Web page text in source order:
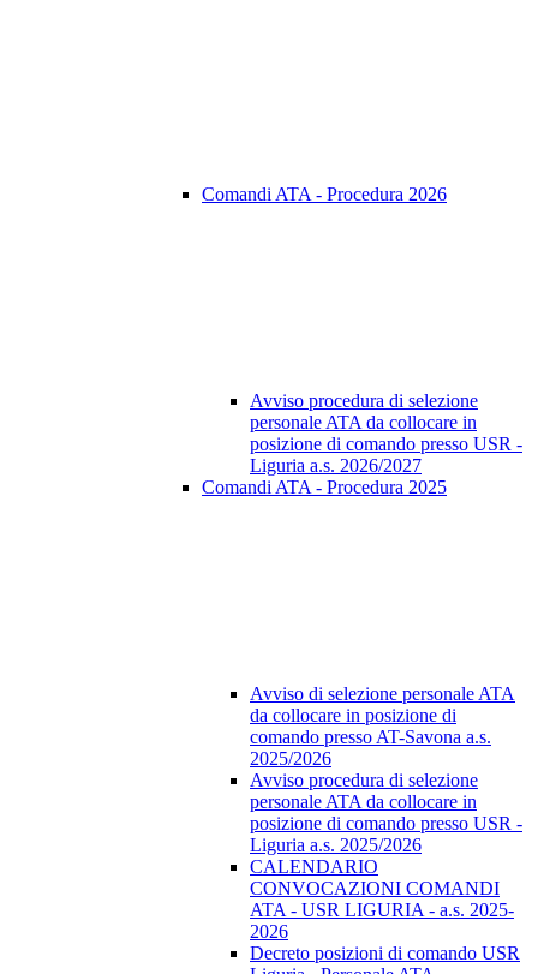
Comandi ATA - Procedura 2026
Avviso procedura di selezione
personale ATA da collocare in
posizione di comando presso USR -
Liguria a.s. 2026/2027
Comandi ATA - Procedura 2025
Avviso di selezione personale ATA
da collocare in posizione di
comando presso AT-Savona a.s.
2025/2026
Avviso procedura di selezione
personale ATA da collocare in
posizione di comando presso USR -
Liguria a.s. 2025/2026
CALENDARIO
CONVOCAZIONI COMANDI
ATA - USR LIGURIA - a.s. 2025-
2026
Decreto posizioni di comando USR